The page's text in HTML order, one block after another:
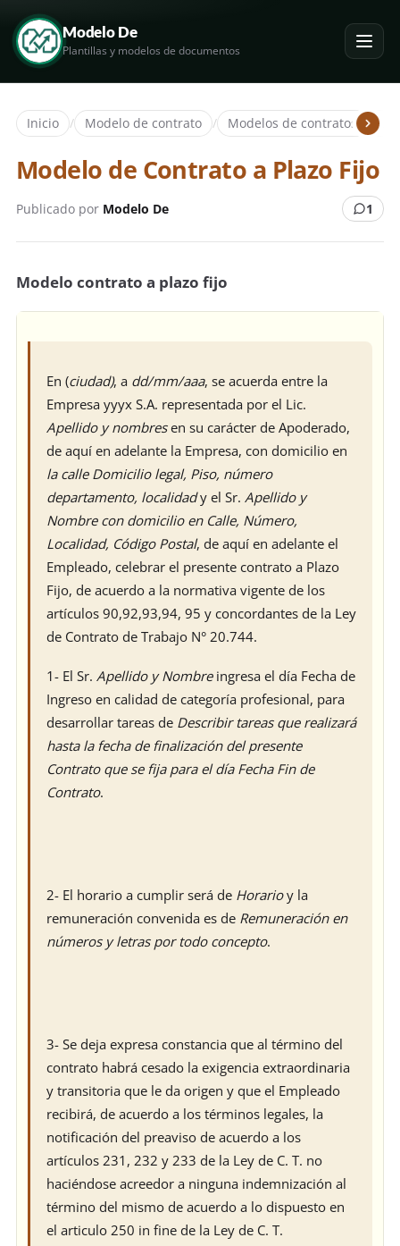
Modelo De
Plantillas y modelos de documentos
Inicio / Modelo de contrato / Modelos de contratos de
Modelo de Contrato a Plazo Fijo
Publicado por Modelo De 1
Modelo contrato a plazo fijo
En (ciudad), a dd/mm/aaa, se acuerda entre la
Empresa yyyx S.A. representada por el Lic.
Apellido y nombresen su carácter de Apoderado,
de aquí en adelante la Empresa, con domicilio en
la calle Domicilio legal, Piso, número
departamento, localidad y el Sr. Apellido y
Nombrecon domicilio en Calle, Número,
Localidad, Código Postal, de aquí en adelante el
Empleado, celebrar el presente contrato a Plazo
Fijo, de acuerdo a la normativa vigente de los
artículos 90,92,93,94, 95 y concordantes de la Ley
de Contrato de Trabajo N° 20.744.
1- El Sr. Apellido y Nombreingresa el día Fecha de
Ingreso en calidad de categoría profesional, para
desarrollar tareas de Describir tareasque realizará
hasta la fecha de finalización del presente
Contrato que se fija para el día Fecha Fin de
Contrato.
2- El horario a cumplir será de Horarioy la
remuneración convenida es de Remuneración en
números y letraspor todo concepto.
3- Se deja expresa constancia que al término del
contrato habrá cesado la exigencia extraordinaria
y transitoria que le da origen y que el Empleado
recibirá, de acuerdo a los términos legales, la
notificación del preaviso de acuerdo a los
artículos 231, 232 y 233 de la Ley de C. T. no
haciéndose acreedor a ninguna indemnización al
término del mismo de acuerdo a lo dispuesto en
el articulo 250 in fine de la Ley de C. T.